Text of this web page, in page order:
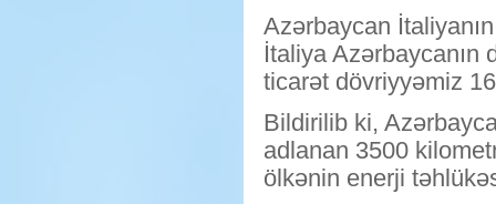
Azərbaycan
İtaliya Azərbaycanın
ticarət dövriyyəmiz
Bildirilib ki,
adlanan 3500
ölkənin enerji